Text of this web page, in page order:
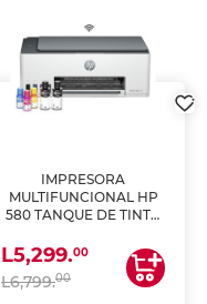
IMPRESORA
MULTIFUNCIONAL HP
580 TANQUE DE TINTA
ESCANEA)
L5,299.00
L6,799.00